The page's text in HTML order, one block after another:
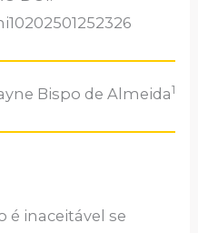
Bispo de Almeida1
é inaceitável se